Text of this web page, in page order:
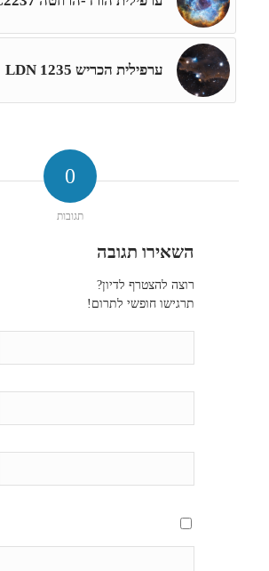
ערפילית הכריש 1235 LDN
0
תגובות
השאירו תגובה
רוצה להצטרף לדיון?
תרגישו חופשי לתרום!